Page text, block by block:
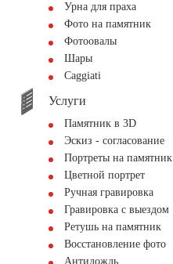
Урна для праха
Фото на памятник
Фотоовалы
Шары
Сaggiati
Услуги
Памятник в 3D
Эскиз - согласование
Портреты на памятник
Цветной портрет
Ручная гравировка
Гравировка с выездом
Ретушь на памятник
Восстановление фото
Антидождь